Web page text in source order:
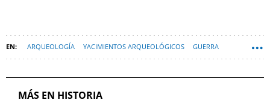
ARQUEOLOGÍA YACIMIENTOS ARQUEOLÓGICOS GUERRA
MÁS EN HISTORIA